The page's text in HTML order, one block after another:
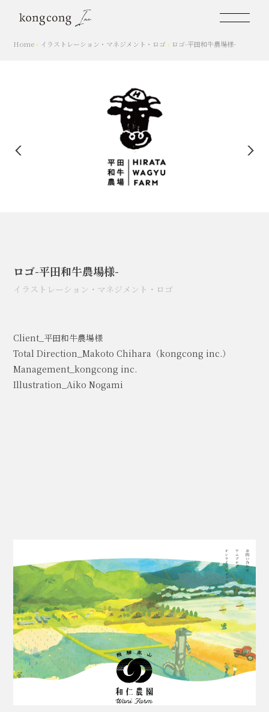
Home › イラストレーション ・ マネジメント ・ ロゴ › ロゴ-平田和牛農場様-
ロゴ-平田和牛農場様-
イラストレーション ・ マネジメント ・ ロゴ
Client_平田和牛農場様
Total Direction_Makoto Chihara（kongcong inc.）
Management_kongcong inc.
Illustration_Aiko Nogami